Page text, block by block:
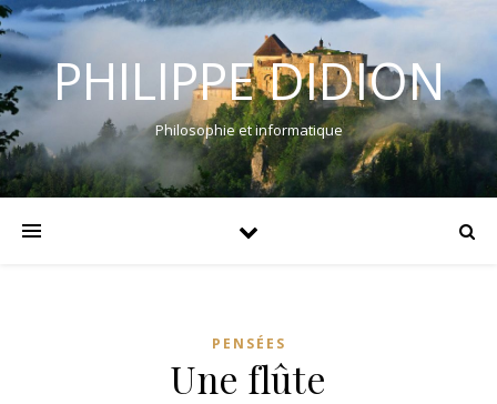
PHILIPPE DIDION
Philosophie et informatique
PENSÉES
Une flûte